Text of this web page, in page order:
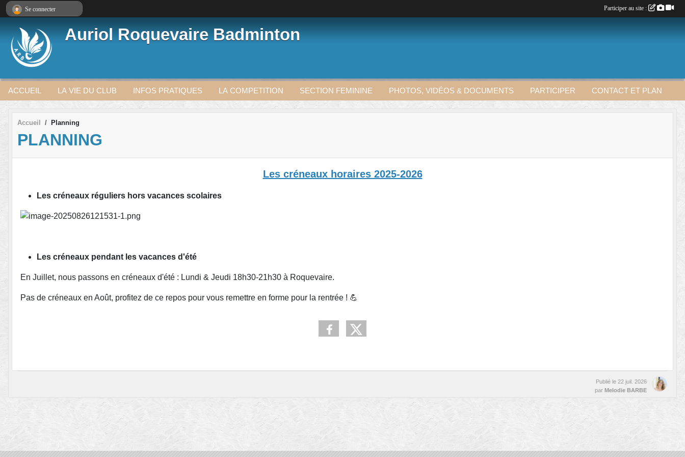
Auriol Roquevaire Badminton
ACCUEIL LA VIE DU CLUB INFOS PRATIQUES LA COMPETITION SECTION FEMININE PHOTOS, VIDÉOS & DOCUMENTS PARTICIPER CONTACT ET PLAN
Accueil Planning
PLANNING
Les créneaux horaires 2025-2026
Les créneaux réguliers hors vacances scolaires
Les créneaux pendant les vacances d'été
En Juillet, nous passons en créneaux d'été : Lundi & Jeudi 18h30-21h30 à Roquevaire.
Pas de créneaux en Août, profitez de ce repos pour vous remettre en forme pour la rentrée ! 💪
Publié le 22 juil. 2026
par Melodie BARBE
Se connecter Participer au site :
Panneau de gestion des cookies